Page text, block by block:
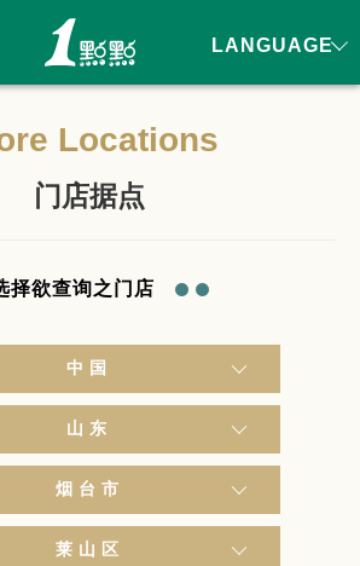
Locations
门店据点
择欲查询之门店
中国
山东
烟台市
莱山区
LANGUAGE